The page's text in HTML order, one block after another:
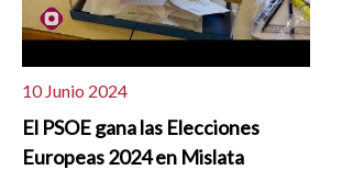
10 Junio 2024
El PSOE gana las Elecciones
Europeas 2024 en Mislata